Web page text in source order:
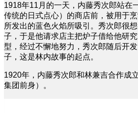
1918年11月的一天，内藤秀次郎站在
传统的日式点心）的商店前，被用于
所发出的蓝色火焰所吸引。秀次郎很
子，于是他请求店主把炉子借给他研
型，经过不懈地努力，秀次郎随后开
子，这是林内故事的起点。
1920年，内藤秀次郎和林兼吉合作成
集团前身）。